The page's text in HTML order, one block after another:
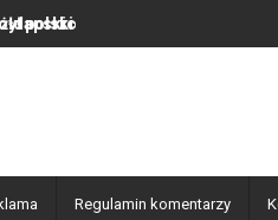
do swojego kraju
Za nami wyjątkowy dzień pełen
Regulamin komentarzy